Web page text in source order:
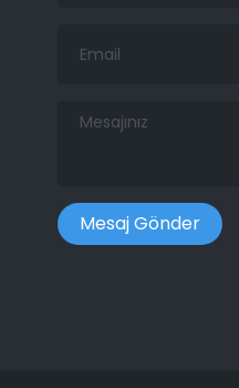
Mesajınız